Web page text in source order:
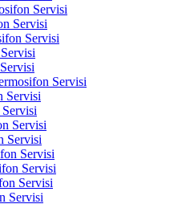
Servisi
Servisi
Servisi
Servisi
Servisi
Servisi
Servisi
Servisi
Servisi
Servisi
Servisi